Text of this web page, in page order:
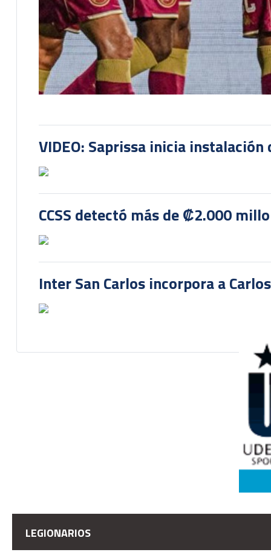
VIDEO: Saprissa inicia
CCSS detectó más de ₡2.000
Inter San Carlos incorpora a
LEGIONARIOS